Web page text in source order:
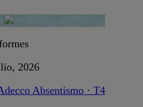
2026
Absentismo · T4